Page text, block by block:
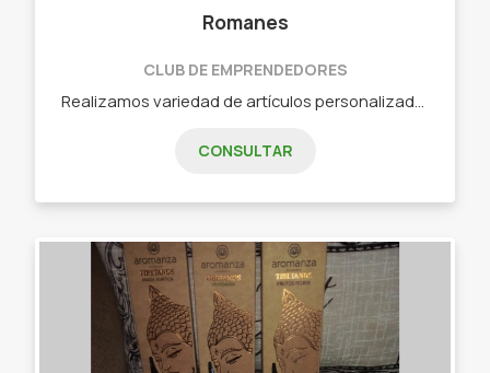
Romanes
CLUB DE EMPRENDEDORES
CONSULTAR